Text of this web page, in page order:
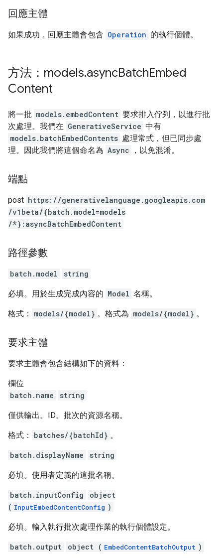
回應主體
如果成功，回應主體會包含 Operation 的執行個體。
方法：models.asyncBatchEmbed
Content
將一批 models.embedContent 要求排入佇列，以進行批
次處理。我們在 GenerativeService 中有
models.batchEmbedContents 處理常式，但已同步處
理。因此我們將這個命名為 Async ，以免混淆。
端點
post https: / /generativelanguage.googleapis.com
/v1beta/{batch.model=models
/*}:asyncBatchEmbedContent
路徑參數
batch.model string
必填。用於生成完成內容的 Model 名稱。
格式： models/{model} 。格式為 models/{model} 。
要求主體
要求主體會包含結構如下的資料：
欄位
batch.name
string
僅供輸出。ID。批次的資源名稱。
格式： batches/{batchId} 。
batch.displayName string
必填。使用者定義的這批名稱。
batch.inputConfig
object
( InputEmbedContentConfig )
必填。輸入執行批次處理作業的執行個體設定。
batch.output object ( EmbedContentBatchOutput )